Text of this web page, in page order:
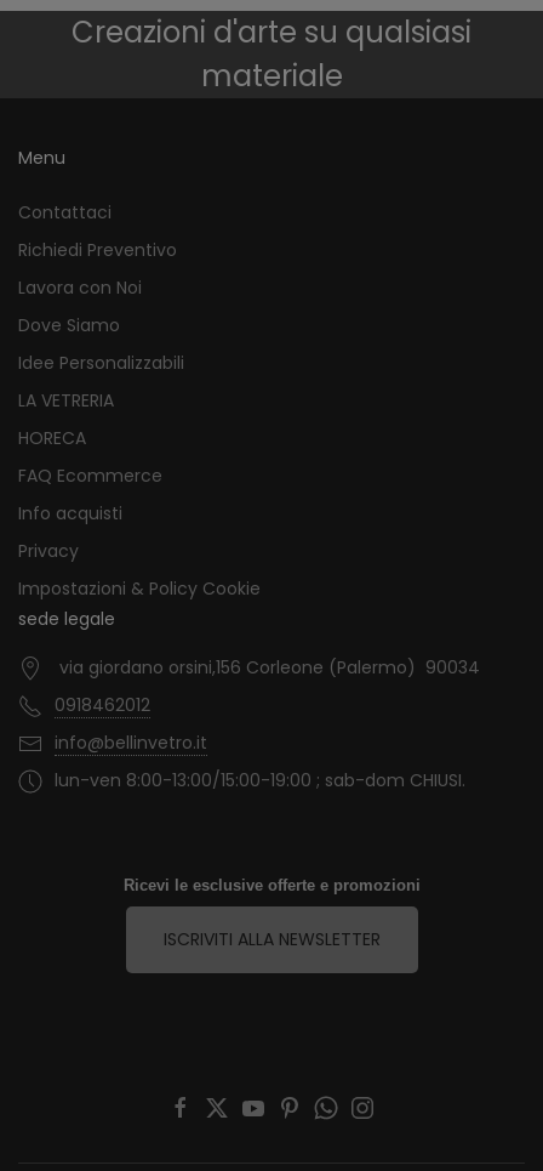
Creazioni d'arte su qualsiasi
materiale
Menu
Contattaci
Richiedi Preventivo
Lavora con Noi
Dove Siamo
Idee Personalizzabili
LA VETRERIA
HORECA
FAQ Ecommerce
Info acquisti
Privacy
Impostazioni & Policy Cookie
sede legale
via giordano orsini,156 Corleone (Palermo) 90034
0918462012
info@bellinvetro.it
lun-ven 8:00-13:00/15:00-19:00 ; sab-dom CHIUSI.
Ricevi le esclusive offerte e promozioni
ISCRIVITI ALLA NEWSLETTER